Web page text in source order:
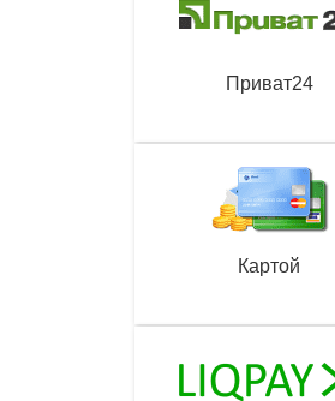
Приват24
Картой